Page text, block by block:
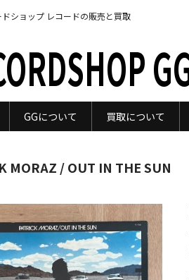
ショップ レコードの販売と買取
GGについて 買取について
MORAZ / OUT IN THE SUN